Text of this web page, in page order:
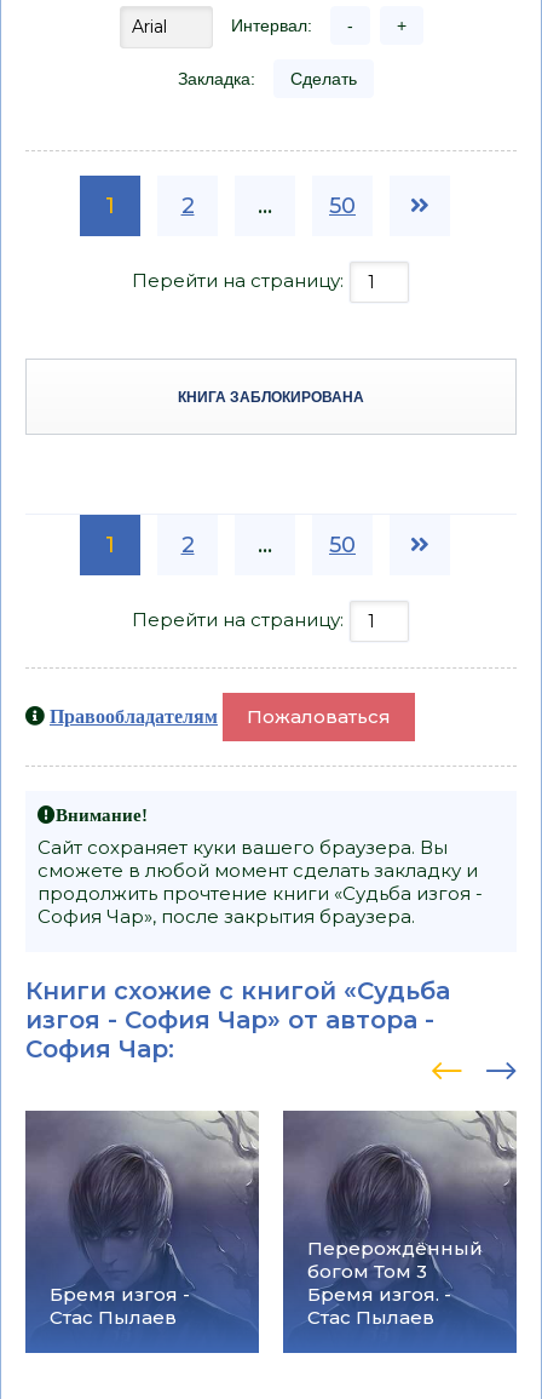
Интервал: - +
Закладка: Сделать
1 2 ... 50
Перейти на страницу:
КНИГА ЗАБЛОКИРОВАНА
1 2 ... 50
Перейти на страницу:
Правообладателям Пожаловаться
Внимание!
Сайт сохраняет куки вашего браузера. Вы
сможете в любой момент сделать закладку и
продолжить прочтение книги «Судьба изгоя -
София Чар», после закрытия браузера.
Книги схожие с книгой «Судьба
изгоя - София Чар» от автора -
София Чар:
Бремя изгоя -
Стас Пылаев
Перерождённый
богом Том 3
Бремя изгоя. -
Стас Пылаев